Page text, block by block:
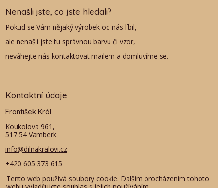
Tento web používá soubory cookie. Dalším procházením tohoto
webu vyjadřujete souhlas s jejich používáním..
Nenašli jste, co jste hledali?
Pokud se Vám nějaký výrobek od nás líbil,
ale nenašli jste tu správnou barvu či vzor,
neváhejte nás kontaktovat mailem a domluvíme se.
Kontaktní údaje
František Král
Koukolova 961,
517 54 Vamberk
info@dilnakralovi.cz
+420 605 373 615
+420 603 102 942